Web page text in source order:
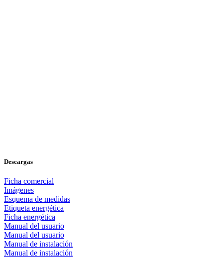
Descargas
Ficha comercial
Imágenes
Esquema de medidas
Etiqueta energética
Ficha energética
Manual del usuario
Manual del usuario
Manual de instalación
Manual de instalación